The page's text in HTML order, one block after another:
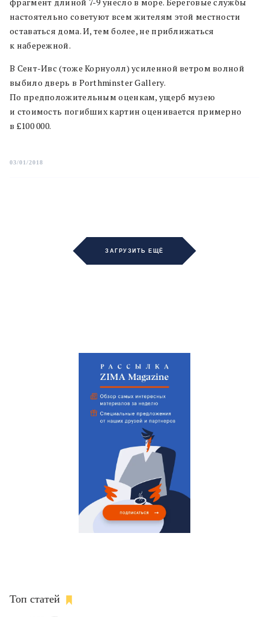
настоятельно советуют всем жителям этой местности
оставаться дома. И, тем более, не приближаться
к набережной.
В Сент-Ивс (тоже Корнуолл) усиленной ветром волной
выбило дверь в Porthminster Gallery.
По предположительным оценкам, ущерб музею
и стоимость погибших картин оценивается примерно
в £100 000.
03/01/2018
ЗАГРУЗИТЬ ЕЩЁ
Топ статей